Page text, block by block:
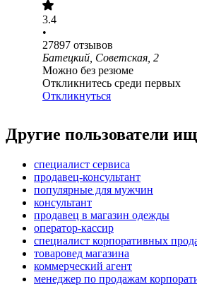
3.4
•
27897 отзывов
Батецкий, Советская, 2
Можно без резюме
Откликнитесь среди первых
Откликнуться
Другие пользователи
специалист сервиса
продавец-консультант
популярные для мужчин
консультант
продавец в магазин одежды
оператор-кассир
специалист корпоративных
товаровед магазина
коммерческий агент
менеджер по продажам